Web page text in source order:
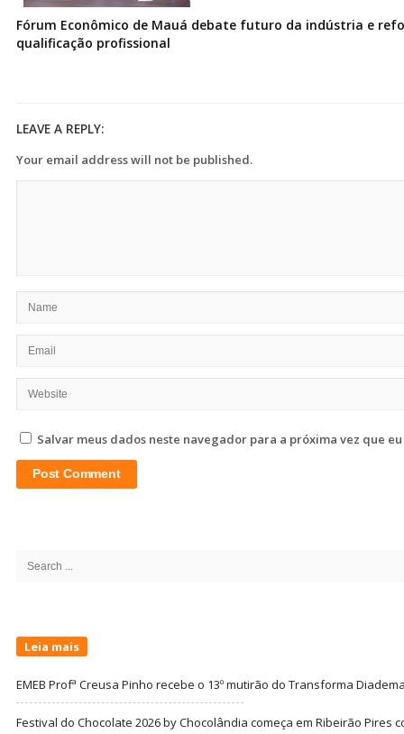
Fórum Econômico de Mauá debate futuro da indústria e
qualificação profissional
LEAVE A REPLY:
Your email address will not be published.
Salvar meus dados neste navegador para a próxima vez que
Search
Leia mais
EMEB Profª Creusa Pinho recebe o 13º mutirão do Transforma
Festival do Chocolate 2026 by Chocolândia começa em Ribeirão Pires